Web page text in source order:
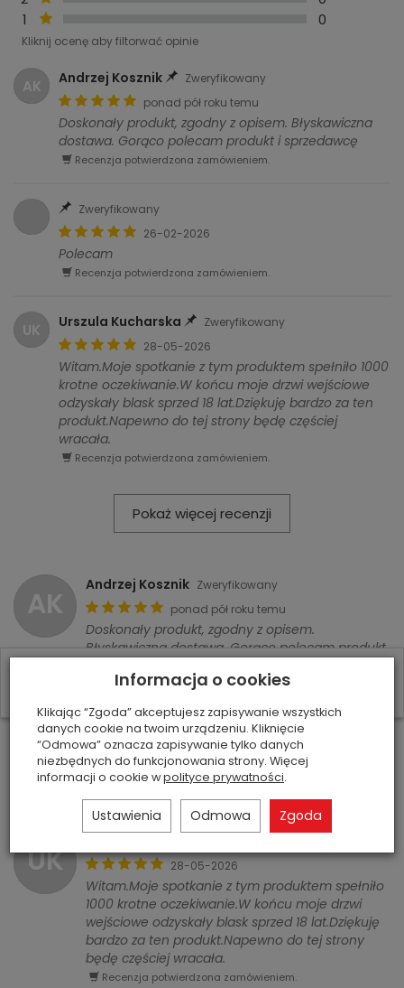
1
0
Kliknij ocenę aby filtorwać opinie
AK Andrzej Kosznik
Zweryfikowany
ponad pół roku temu
Doskonały produkt, zgodny z opisem. Błyskawiczna
dostawa. Gorąco polecam produkt i sprzedawcę
Recenzja potwierdzona zamówieniem.
Zweryfikowany
26-02-2026
Polecam
Recenzja potwierdzona zamówieniem.
UK Urszula Kucharska
Zweryfikowany
28-05-2026
Witam.Moje spotkanie z tym produktem spełniło 1000
krotne oczekiwanie.W końcu moje drzwi wejściowe
odzyskały blask sprzed 18 lat.Dziękuję bardzo za ten
produkt.Napewno do tej strony będę częściej
wracała.
Recenzja potwierdzona zamówieniem.
Pokaż więcej recenzji
AK
Andrzej Kosznik Zweryfikowany
ponad pół roku temu
Doskonały produkt, zgodny z opisem.
Błyskawiczna dostawa. Gorąco polecam produkt
Recenzja potwierdzona zamówieniem.
Zweryfikowany
26-02-2026
Polecam
UK
28-05-2026
Witam.Moje spotkanie z tym produktem spełniło
1000 krotne oczekiwanie.W końcu moje drzwi
wejściowe odzyskały blask sprzed 18 lat.Dziękuję
bardzo za ten produkt.Napewno do tej strony
będę częściej wracała.
Recenzja potwierdzona zamówieniem.
Informacja o cookies
Klikając “Zgoda” akceptujesz zapisywanie wszystkich
danych cookie na twoim urządzeniu. Kliknięcie
“Odmowa” oznacza zapisywanie tylko danych
niezbędnych do funkcjonowania strony. Więcej
informacji o cookie wpolityce prywatności.
Ustawienia Odmowa Zgoda